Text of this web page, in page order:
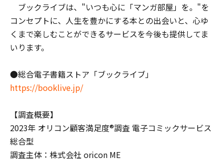
ブックライブは、"いつも心に「マンガ部屋」を。"を
コンセプトに、人生を豊かにする本との出会いと、心ゆ
くまで楽しむことができるサービスを今後も提供してま
いります。
●総合電子書籍ストア「ブックライブ」
https://booklive.jp/
【調査概要】
2023年 オリコン顧客満足度®調査 電子コミックサービス
総合型
調査主体：株式会社 oricon ME